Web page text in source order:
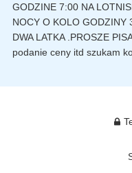
GODZINE 7:00 NA
NOCY O KOLO GODZINY
DWA LATKA .PROSZE
podanie ceny itd szukam